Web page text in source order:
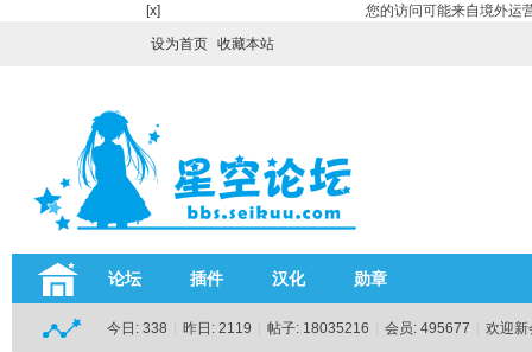
[x]
您的访问可能来自境外运
设为首页
收藏本站
论坛 插件 汉化 勋章
今日: 338 昨日: 2119 帖子: 18035216 会员: 495677 欢迎